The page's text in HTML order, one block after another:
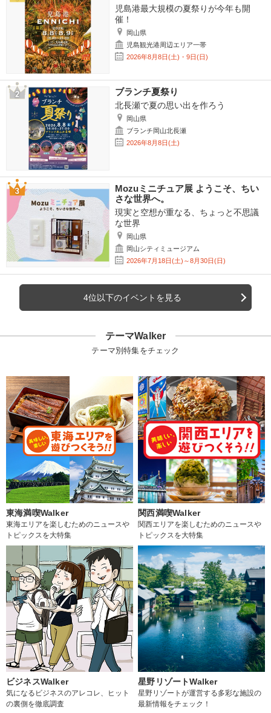
児島港最大規模の夏祭りが今年も開
催！
岡山県
児島観光港周辺エリア一帯
2026年8月8日(土)・9日(日)
ブランチ夏祭り
北長瀬で夏の思い出を作ろう
岡山県
ブランチ岡山北長瀬
2026年8月8日(土)
Mozuミニチュア展 ようこそ、ちい
さな世界へ。
現実と空想が重なる、ちょっと不思議
な世界
岡山県
岡山シティミュージアム
2026年7月18日(土)～8月30日(日)
4位以下のイベントを見る
テーマWalker
テーマ別特集をチェック
東海満喫Walker
東海エリアを楽しむためのニュースや
トピックスを大特集
関西満喫Walker
関西エリアを楽しむためのニュースや
トピックスを大特集
ビジネスWalker
気になるビジネスのアレコレ、ヒット
の裏側を徹底調査
星野リゾートWalker
星野リゾートが運営する多彩な施設の
最新情報をチェック！